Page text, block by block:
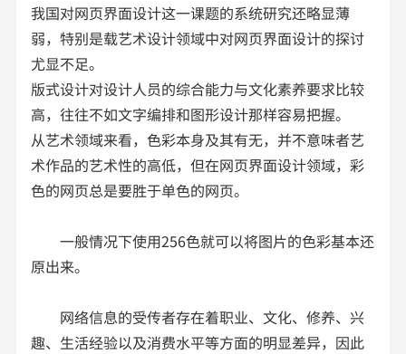
我国对网页界面设计这一课题的系统研究还略显薄
弱，特别是载艺术设计领域中对网页界面设计的探讨
尤显不足。
版式设计对设计人员的综合能力与文化素养要求比较
高，往往不如文字编排和图形设计那样容易把握。
从艺术领域来看，色彩本身及其有无，并不意味者艺
术作品的艺术性的高低，但在网页界面设计领域，彩
色的网页总是要胜于单色的网页。
一般情况下使用256色就可以将图片的色彩基本还
原出来。
网络信息的受传者存在着职业、文化、修养、兴
趣、生活经验以及消费水平等方面的明显差异，因此